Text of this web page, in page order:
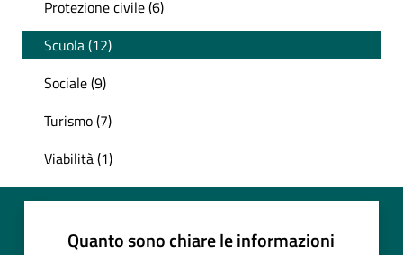
Protezione civile (6)
Scuola (12)
Sociale (9)
Turismo (7)
Viabilità (1)
Quanto sono chiare le informazioni